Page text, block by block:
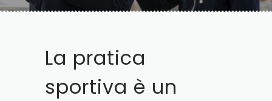
La pratica
sportiva è un